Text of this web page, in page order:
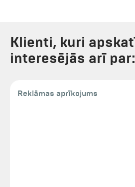
Klienti, kuri
interesējās arī par:
Reklāmas aprīkojums